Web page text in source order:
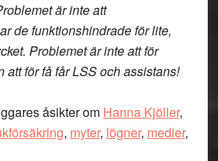
är inte att
de funktionshindrade för lite,
Problemet är inte att för
att för få får LSS och assistans!
åsikter om Hanna Kjöller,
, myter, lögner, medier,